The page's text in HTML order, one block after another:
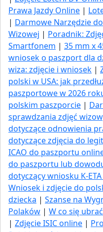
Prawa Jazdy Online |
| Darmowe Narzędzie
Wizowej | Poradnik:
Smartfonem | 35 mm x
wniosek o paszport dla
wiza: zdjęcie i wniosek |
polski w USA: jak
paszportowe w 2026
polskim paszporcie |
sprawdzania zdjęć
dotyczące odnowienia
dotyczące zdjęcia do
ICAO do paszportu
do paszportu lub
dotyczący wniosku K-
Wniosek i zdjęcie do
dziecka | Szanse na
Polaków | W co się
| Zdjęcie ISIC online |